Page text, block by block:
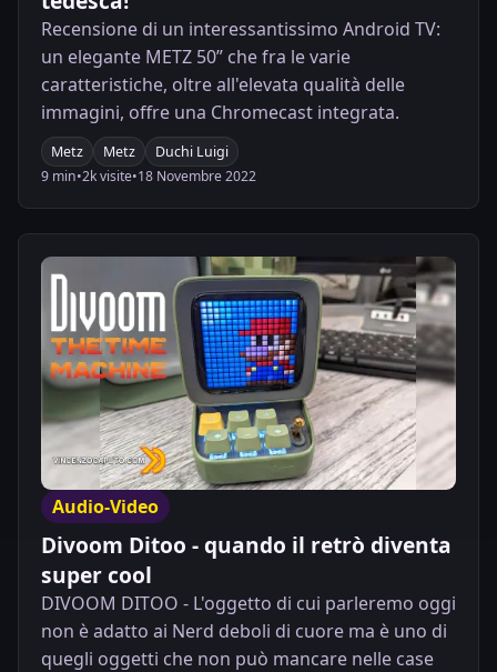
Recensione di un interessantissimo Android TV:
un elegante METZ 50” che fra le varie
caratteristiche, oltre all'elevata qualità delle
immagini, offre una Chromecast integrata.
Metz Metz
Duchi Luigi
9 min•2k visite•18 Novembre 2022
Audio-Video
Divoom Ditoo - quando il retrò diventa
super cool
DIVOOM DITOO - L'oggetto di cui parleremo oggi
non è adatto ai Nerd deboli di cuore ma è uno di
quegli oggetti che non può mancare nelle case